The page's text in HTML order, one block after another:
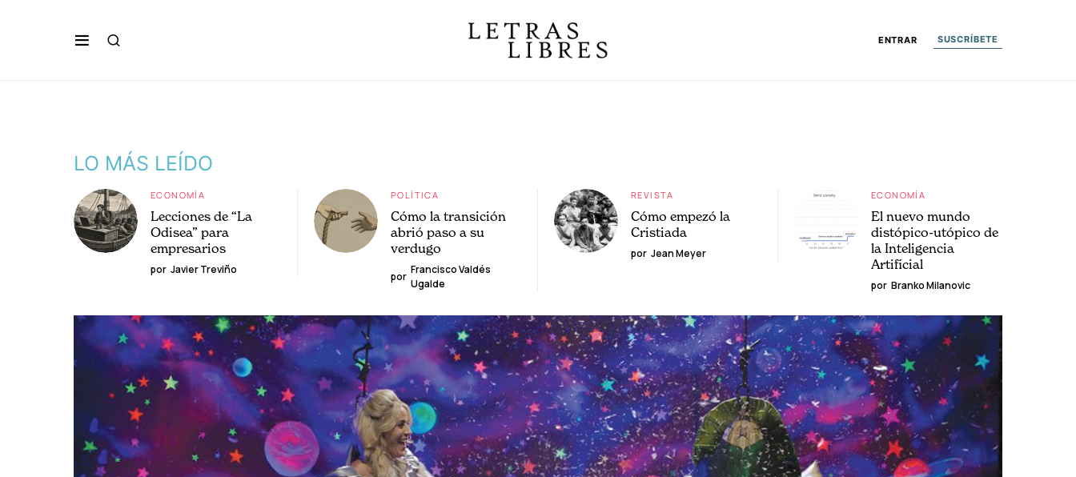
ENTRAR SUSCRÍBETE
LO MÁS LEÍDO
ECONOMÍA
Lecciones de “La
Odisea” para
empresarios
por Javier Treviño
POLÍTICA
Cómo la transición
abrió paso a su
verdugo
por
Francisco Valdés
Ugalde
REVISTA
Cómo empezó la
Cristiada
por Jean Meyer
ECONOMÍA
El nuevo mundo
distópico-utópico de
la Inteligencia
Artificial
por Branko Milanovic